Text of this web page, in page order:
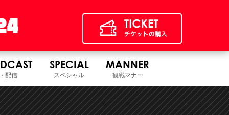
配信
SPECIAL
スペシャル
MANNER
観戦マナー